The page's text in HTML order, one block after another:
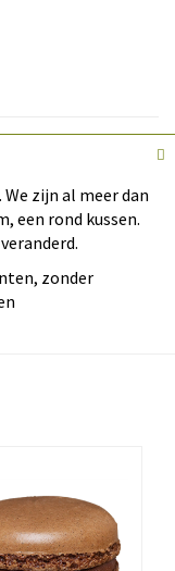
zijn al meer dan
een rond kussen.
zonder